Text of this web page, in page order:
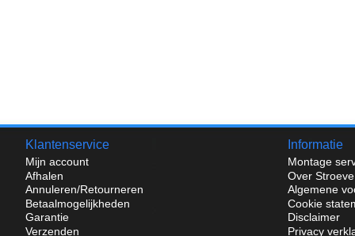
Klantenservice
Mijn account
Afhalen
Annuleren/Retourneren
Betaalmogelijkheden
Garantie
Verzenden
Informatie
Montage
Over
Algemene
Cookie
Disclaimer
Privacy